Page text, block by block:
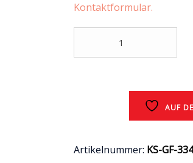
Kontaktformular.
Gewindefahrwerk
2011
AUF
Artikelnummer: KS-GF-